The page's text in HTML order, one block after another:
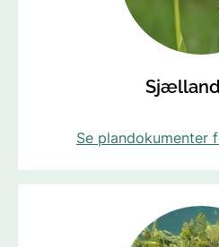
Se plandokumenter